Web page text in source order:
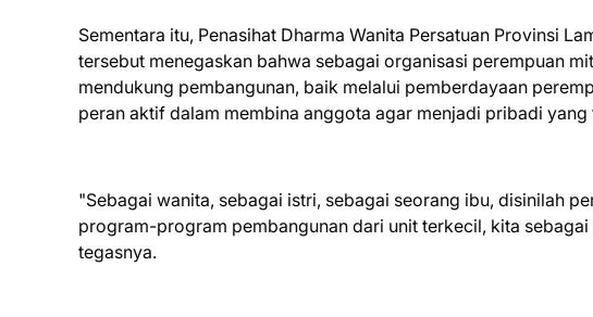
Sementara itu, Penasihat Dharma Wanita Persatuan Provinsi
tersebut menegaskan bahwa sebagai organisasi perempuan
mendukung pembangunan, baik melalui pemberdayaan
peran aktif dalam membina anggota agar menjadi pribadi
"Sebagai wanita, sebagai istri, sebagai seorang ibu, disinilah
program-program pembangunan dari unit terkecil, kita
tegasnya.